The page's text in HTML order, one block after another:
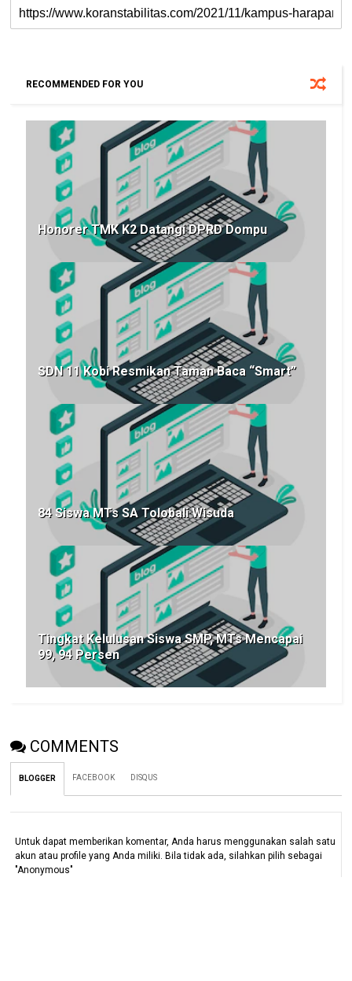
RECOMMENDED FOR YOU
Honorer TMK K2 Datangi DPRD Dompu
SDN 11 Kobi Resmikan Taman Baca “Smart”
84 Siswa MTs SA Tolobali Wisuda
Tingkat Kelulusan Siswa SMP, MTs Mencapai
99, 94 Persen
COMMENTS
BLOGGER FACEBOOK DISQUS
Untuk dapat memberikan komentar, Anda harus menggunakan salah satu
akun atau profile yang Anda miliki. Bila tidak ada, silahkan pilih sebagai
"Anonymous"